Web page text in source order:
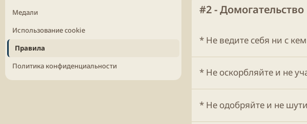
Медали
Использование cookie
Правила
Политика конфиденциальности
#2 - Домогательство
* Не ведите себя ни с
* Не оскорбляйте и не
* Не одобряйте и не